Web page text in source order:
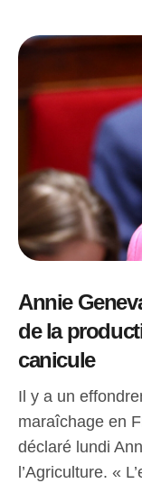
Annie
de la
canicule
Il y a un
maraîchage en
déclaré lundi
l’Agriculture. «